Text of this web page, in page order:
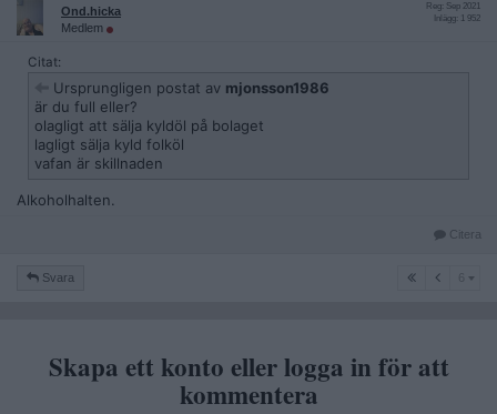
Ond.hicka
Medlem
Reg: Sep 2021
Inlägg: 1 952
Citat:
Ursprungligen postat av mjonsson1986
är du full eller?
olagligt att sälja kyldöl på bolaget
lagligt sälja kyld folköl
vafan är skillnaden
Alkoholhalten.
Citera
Svara
Skapa ett konto eller logga in för att
kommentera